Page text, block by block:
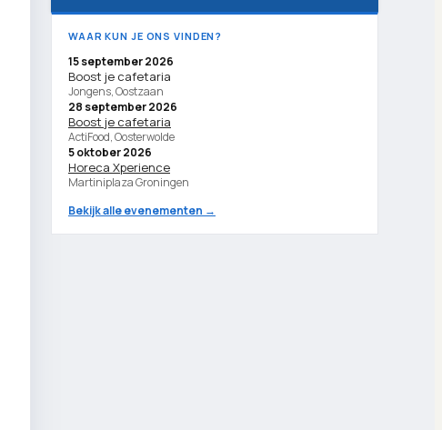
WAAR KUN JE ONS VINDEN?
15 september 2026
Boost je cafetaria
Jongens, Oostzaan
28 september 2026
Boost je cafetaria
ActiFood, Oosterwolde
5 oktober 2026
Horeca Xperience
Martiniplaza Groningen
Bekijk alle evenementen →